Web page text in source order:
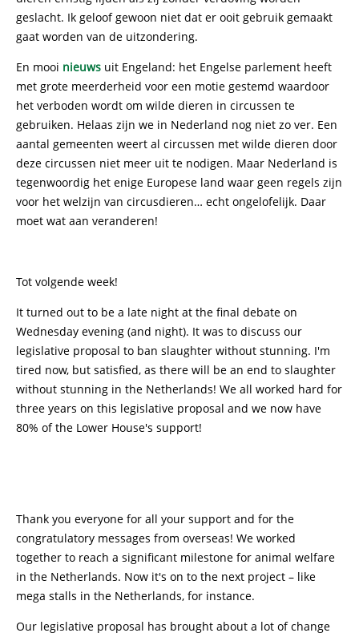
geslacht. Ik geloof gewoon niet dat er ooit gebruik gemaakt
gaat worden van de uitzondering.
En mooi nieuws uit Engeland: het Engelse parlement heeft
met grote meerderheid voor een motie gestemd waardoor
het verboden wordt om wilde dieren in circussen te
gebruiken. Helaas zijn we in Nederland nog niet zo ver. Een
aantal gemeenten weert al circussen met wilde dieren door
deze circussen niet meer uit te nodigen. Maar Nederland is
tegenwoordig het enige Europese land waar geen regels zijn
voor het welzijn van circusdieren… echt ongelofelijk. Daar
moet wat aan veranderen!
Tot volgende week!
It turned out to be a late night at the final debate on
Wednesday evening (and night). It was to discuss our
legislative proposal to ban slaughter without stunning. I'm
tired now, but satisfied, as there will be an end to slaughter
without stunning in the Netherlands! We all worked hard for
three years on this legislative proposal and we now have
80% of the Lower House's support!
Thank you everyone for all your support and for the
congratulatory messages from overseas! We worked
together to reach a significant milestone for animal welfare
in the Netherlands. Now it's on to the next project – like
mega stalls in the Netherlands, for instance.
Our legislative proposal has brought about a lot of change